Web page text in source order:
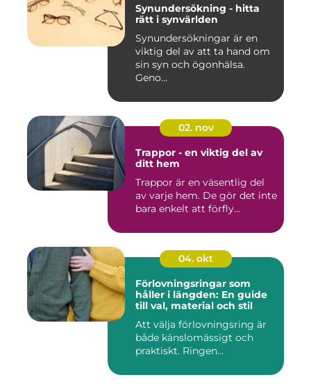
Synundersökning - hitta
rätt i synvärlden
Synundersökningar är en
viktig del av att ta hand om
sin syn och ögonhälsa.
Geno...
02. nov
Trappor - en viktig del av
ditt hem
Trappor är en väsentlig del
av varje hem. De gör det inte
bara enkelt att förfly...
04. okt
Förlovningsringar som
håller i längden: En guide
till val, material och stil
Att välja förlovningsring är
både känslomässigt och
praktiskt. Ringen...